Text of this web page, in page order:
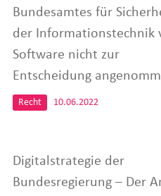
Bundesamtes für
der Informationstechnik
Software nicht zur
Entscheidung
Recht 10.06.2022
Digitalstrategie der
Bundesregierung – Der